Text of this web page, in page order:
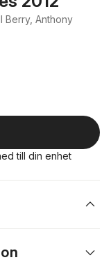
Berry, Anthony
till din enhet